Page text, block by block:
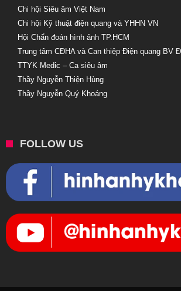
Chi hội Siêu âm Việt Nam
Chi hội Kỹ thuật điện quang và YHHN VN
Hội Chẩn đoán hình ảnh TP.HCM
Trung tâm CĐHA và Can thiệp Điện quang BV
TTYK Medic – Ca siêu âm
Thầy Nguyễn Thiện Hùng
Thầy Nguyễn Quý Khoáng
FOLLOW US